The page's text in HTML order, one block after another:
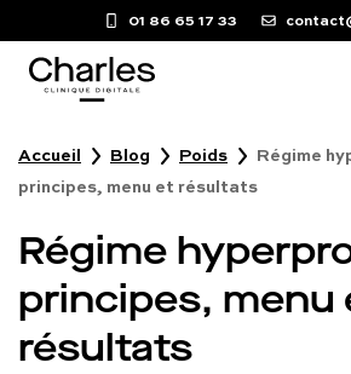
01 86 65 17 33
Santé sexuelle
Poids
Troubles du sommeil
Accueil Blog Poids
Régime
principes, menu et résultats
Régime
principes, menu
résultats